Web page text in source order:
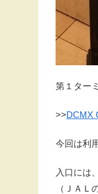
第１ター
>>DCMX
今回は利
入口には
（ＪＡＬ